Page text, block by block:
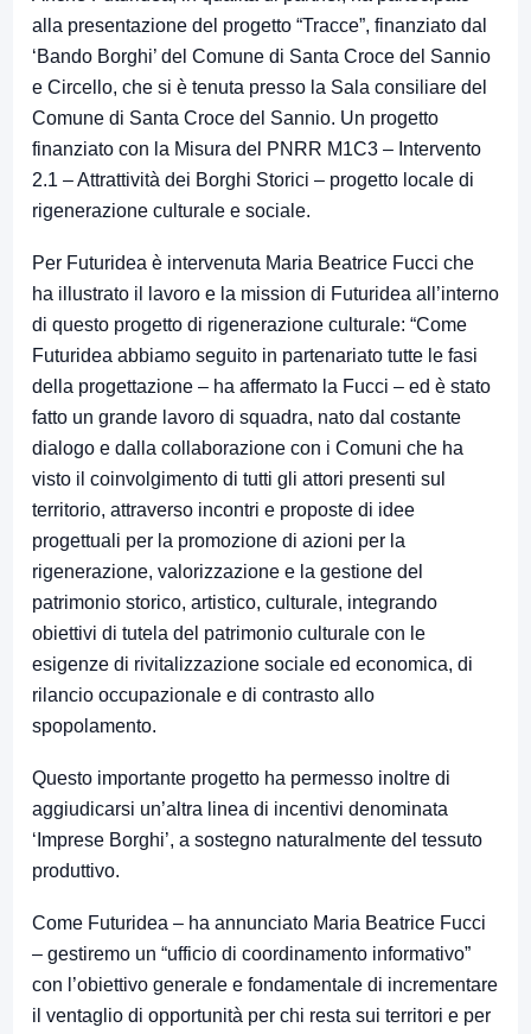
alla presentazione del progetto “Tracce”, finanziato dal
‘Bando Borghi’ del Comune di Santa Croce del Sannio
e Circello, che si è tenuta presso la Sala consiliare del
Comune di Santa Croce del Sannio. Un progetto
finanziato con la Misura del PNRR M1C3 – Intervento
2.1 – Attrattività dei Borghi Storici – progetto locale di
rigenerazione culturale e sociale.
Per Futuridea è intervenuta Maria Beatrice Fucci che
ha illustrato il lavoro e la mission di Futuridea all’interno
di questo progetto di rigenerazione culturale: “Come
Futuridea abbiamo seguito in partenariato tutte le fasi
della progettazione – ha affermato la Fucci – ed è stato
fatto un grande lavoro di squadra, nato dal costante
dialogo e dalla collaborazione con i Comuni che ha
visto il coinvolgimento di tutti gli attori presenti sul
territorio, attraverso incontri e proposte di idee
progettuali per la promozione di azioni per la
rigenerazione, valorizzazione e la gestione del
patrimonio storico, artistico, culturale, integrando
obiettivi di tutela del patrimonio culturale con le
esigenze di rivitalizzazione sociale ed economica, di
rilancio occupazionale e di contrasto allo
spopolamento.
Questo importante progetto ha permesso inoltre di
aggiudicarsi un’altra linea di incentivi denominata
‘Imprese Borghi’, a sostegno naturalmente del tessuto
produttivo.
Come Futuridea – ha annunciato Maria Beatrice Fucci
– gestiremo un “ufficio di coordinamento informativo”
con l’obiettivo generale e fondamentale di incrementare
il ventaglio di opportunità per chi resta sui territori e per